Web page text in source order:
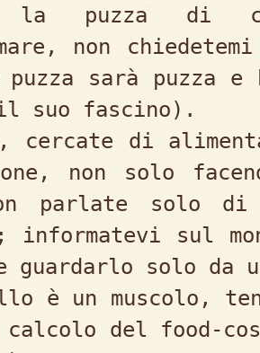
la puzza di
non
puzza sarà puzza
suo fascino).
cercate di
non solo
parlate solo di
informatevi sul
guardarlo solo da
è un muscolo,
calcolo del food-